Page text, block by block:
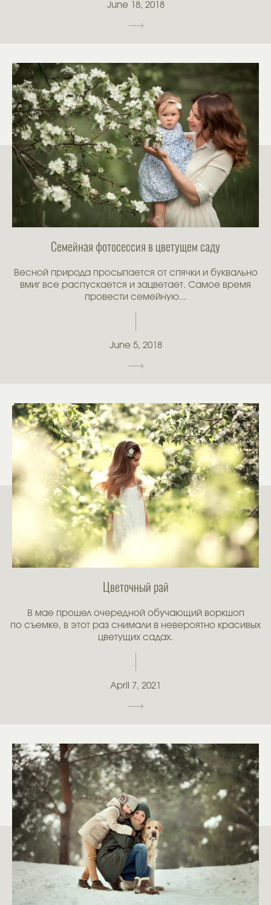
June 18, 2018
Семейная фотосессия в цветущем саду
Весной природа просыпается от спячки и буквально
вмиг все распускается и зацветает. Самое время
провести семейную...
June 5, 2018
Цветочный рай
В мае прошел очередной обучающий воркшоп
по съемке, в этот раз снимали в невероятно красивых
цветущих садах.
April 7, 2021